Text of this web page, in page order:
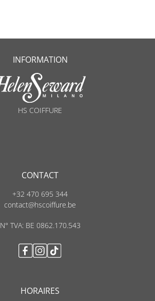
INFORMATION
HS COIFFURE
CONTACT
+32 470 695 344
contact@hscoiffure.be
N° TVA: BE 0862.170.543
HORAIRES